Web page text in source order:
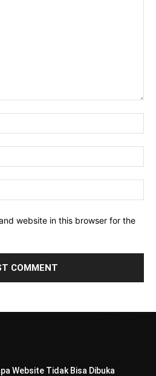
website in this browser for the
Website Tidak Bisa Dibuka